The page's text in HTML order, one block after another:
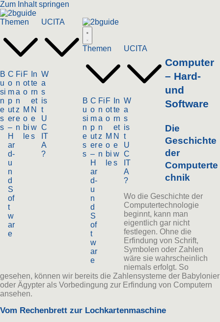
Zum Inhalt springen
Themen
B
u
si
n
e
s
s
C
o
m
p
ut
er
–
H
ar
d-
u
n
d
S
of
t
w
ar
e
Fi
n
a
n
z
e
n
F
ot
o
In
te
rn
et
M
o
bi
le
N
e
w
s
UCITA
W
a
s
is
t
U
C
IT
A
?
Themen
B
u
si
n
e
s
s
C
o
m
p
ut
er
–
H
ar
d-
u
n
d
S
of
t
w
ar
e
Fi
n
a
n
z
e
n
F
ot
o
In
te
rn
et
M
o
bi
le
N
e
w
s
UCITA
W
a
s
is
t
U
C
IT
A
?
Computer
– Hard-
und
Software
Die
Geschichte
der
Computerte
chnik
Wo die Geschichte der
Computertechnologie
beginnt, kann man
eigentlich gar nicht
festlegen. Ohne die
Erfindung von Schrift,
Symbolen oder Zahlen
wäre sie wahrscheinlich
niemals erfolgt. So
gesehen, können wir bereits die Zahlensysteme der Babylonier
oder Ägypter als Vorbedingung zur Erfindung von Computern
ansehen.
Vom Rechenbrett zur Lochkartenmaschine